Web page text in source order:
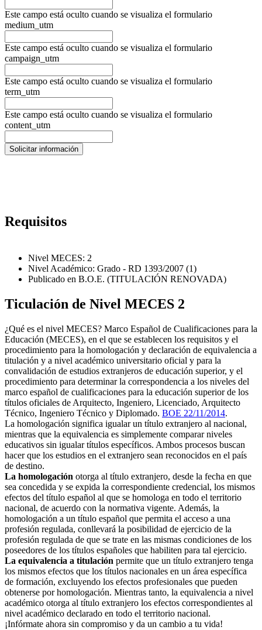
Este campo está oculto cuando se visualiza el formulario
medium_utm
Este campo está oculto cuando se visualiza el formulario
campaign_utm
Este campo está oculto cuando se visualiza el formulario
term_utm
Este campo está oculto cuando se visualiza el formulario
content_utm
Requisitos
Nivel MECES: 2
Nivel Académico: Grado - RD 1393/2007 (1)
Publicado en B.O.E. (TITULACIÓN RENOVADA)
Ticulación de Nivel MECES 2
¿Qué es el nivel MECES? Marco Español de Cualificaciones para la
Educación (MECES), en el que se establecen los requisitos y el
procedimiento para la homologación y declaración de equivalencia a
titulación y a nivel académico universitario oficial y para la
convalidación de estudios extranjeros de educación superior, y el
procedimiento para determinar la correspondencia a los niveles del
marco español de cualificaciones para la educación superior de los
títulos oficiales de Arquitecto, Ingeniero, Licenciado, Arquitecto
Técnico, Ingeniero Técnico y Diplomado. BOE 22/11/2014.
La homologación significa igualar un título extranjero al nacional,
mientras que la equivalencia es simplemente comparar niveles
educativos sin igualar títulos específicos. Ambos procesos buscan
hacer que los estudios en el extranjero sean reconocidos en el país
de destino.
La homologación otorga al título extranjero, desde la fecha en que
sea concedida y se expida la correspondiente credencial, los mismos
efectos del título español al que se homologa en todo el territorio
nacional, de acuerdo con la normativa vigente. Además, la
homologación a un título español que permita el acceso a una
profesión regulada, conllevará la posibilidad de ejercicio de la
profesión regulada de que se trate en las mismas condiciones de los
poseedores de los títulos españoles que habiliten para tal ejercicio.
La equivalencia a titulación permite que un título extranjero tenga
los mismos efectos que los títulos nacionales en un área específica
de formación, excluyendo los efectos profesionales que pueden
obtenerse por homologación. Mientras tanto, la equivalencia a nivel
académico otorga al título extranjero los efectos correspondientes al
nivel académico declarado en todo el territorio nacional.
¡Infórmate ahora sin compromiso y da un cambio a tu vida!